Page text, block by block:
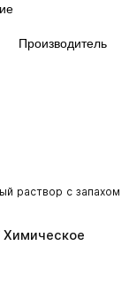
Производитель
раствор с запахом